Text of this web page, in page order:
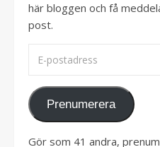
här bloggen och få
post.
Prenumerera
Gör som 41 andra,